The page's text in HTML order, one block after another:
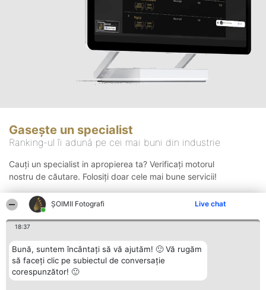
ȘOIMII Fotografi Live chat
18:37
Bună, suntem încântați să vă ajutăm! 🙂 Vă rugăm
să faceți clic pe subiectul de conversație
corespunzător! 🙂
Gasește un specialist
Ranking-ul îi adună pe cei mai buni din industrie
Cauți un specialist in apropierea ta? Verificați motorul
nostru de căutare. Folosiți doar cele mai bune servicii!